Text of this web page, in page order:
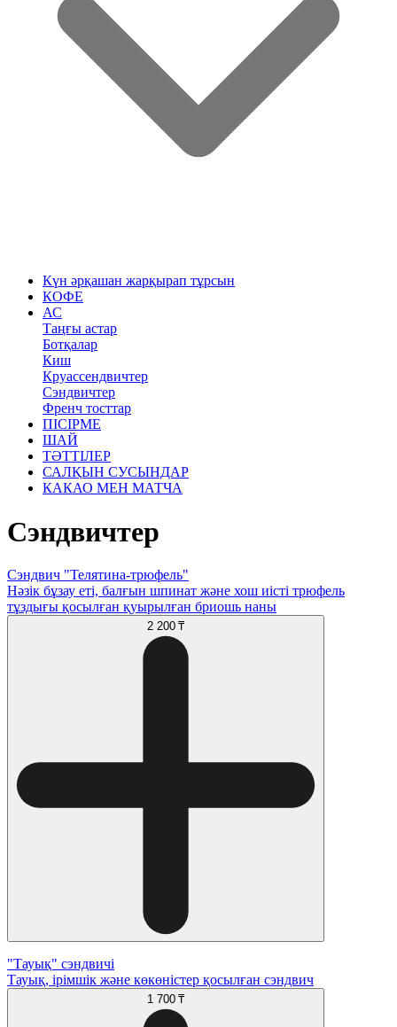
Күн әрқашан жарқырап тұрсын
КОФЕ
АС
Таңғы астар
Ботқалар
Киш
Круассендвичтер
Сэндвичтер
Френч тосттар
ПІСІРМЕ
ШАЙ
ТӘТТІЛЕР
САЛҚЫН СУСЫНДАР
КАКАО МЕН МАТЧА
Сэндвичтер
Сэндвич "Телятина-трюфель"
Нәзік бұзау еті, балғын шпинат және хош иісті трюфель
тұздығы қосылған қуырылған бриошь наны
2 200 ₸
"Тауық" сэндвичі
Тауық, ірімшік және көкөністер қосылған сэндвич
1 700 ₸